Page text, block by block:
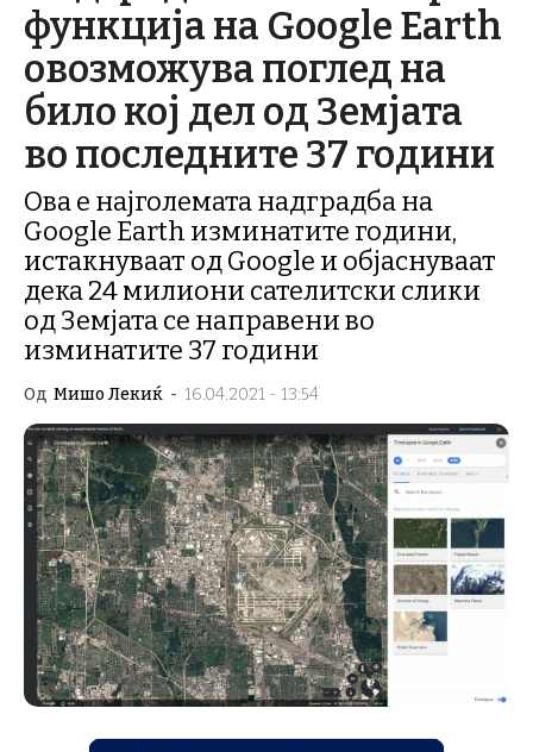
функција на Google Earth
овозможува поглед на
било кој дел од Земјата
во последните 37 години
Ова е најголемата надградба на
Google Earth изминатите години,
истакнуваат од Google и објаснуваат
дека 24 милиони сателитски слики
од Земјата се направени во
изминатите 37 години
Од Мишо Лекиќ - 16.04.2021 - 13:54